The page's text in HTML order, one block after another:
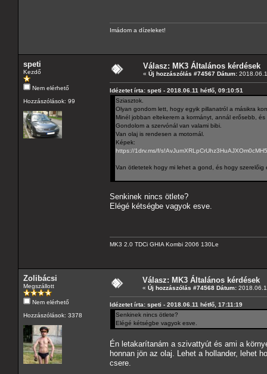
Imádom a dízeleket!
speti
Kezdő
Nem elérhető
Hozzászólások: 99
Válasz: MK3 Általános kérdések
« Új hozzászólás #74567 Dátum:
Idézetet írta: speti - 2018.06.11 hétfő, 09:10:51
Sziasztok.
Olyan gondom lett, hogy egyik pillanatról a másikra
Minél jobban eltekerem a kormányt, annál erősebb, és
Gondolom a szervónál van valami bibi.
Van olaj is rendesen a motornál.
Képek:
https://1drv.ms/f/
Van ötletetek hogy mi lehet a gond, és hogy szerelőig
Senkinek nincs ötlete?
Elégé kétségbe vagyok esve.
MK3 2.0 TDCi GHIA Kombi 2006 130Le
Zolibácsi
Megszállott
Nem elérhető
Hozzászólások: 3378
Válasz: MK3 Általános kérdések
« Új hozzászólás #74568 Dátum:
Idézetet írta: speti - 2018.06.11 hétfő, 17:11:19
Senkinek nincs ötlete?
Elégé kétségbe vagyok esve.
Én letakarítanám a szivattyút és ami a
honnan jön az olaj. Lehet a hollander, lehet
csere.